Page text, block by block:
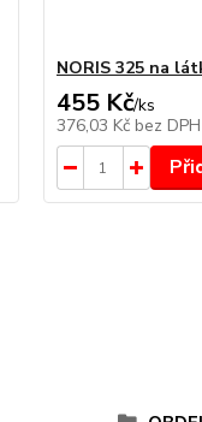
NORIS 325 na
455 Kč/ks
376,03 Kč bez DPH